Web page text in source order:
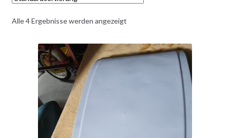
Alle 4 Ergebnisse werden angezeigt